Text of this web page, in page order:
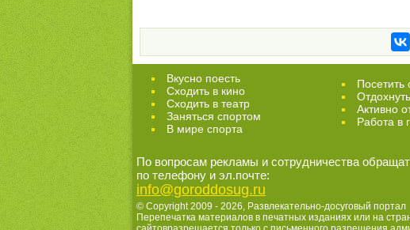
Вкусно поесть
Сходить в кино
Cходить в театр
Заняться спортом
В мире спорта
Посетить
Активно
Работа в
По вопросам рекламы и сотрудничества
по телефону и эл.почте:
info@goroddosug.ru
© Copyright 2009 - 2026, Развлекательно-досуговый портал
Перепечатка материалов в печатных изданиях или на